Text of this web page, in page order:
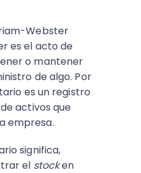
Webster
es el acto de
o mantener
de algo. Por
es un registro
activos que
empresa.
significa,
el stocken